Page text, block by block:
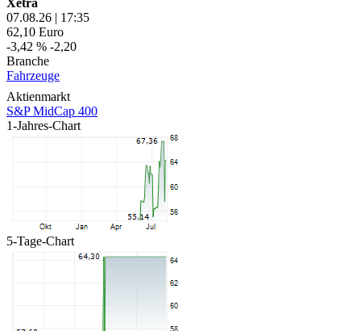
07.08.26 | 17:35
62,10 Euro
-3,42 % -2,20
Branche
Fahrzeuge
Aktienmarkt
S&P MidCap 400
1-Jahres-Chart
5-Tage-Chart